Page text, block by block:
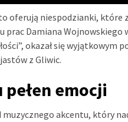
oferują niespodzianki, które
prac Damiana
okazał się wyjątkowym
z Gliwic.
emocji
akcentu, który